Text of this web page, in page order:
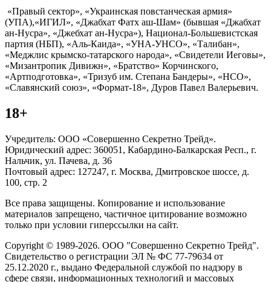
«Правый сектор», «Украинская повстанческая армия»
(УПА),«ИГИЛ», «Джабхат Фатх аш-Шам» (бывшая «Джабхат
ан-Нусра», «Джебхат ан-Нусра»), Национал-Большевистская
партия (НБП), «Аль-Каида», «УНА-УНСО», «Талибан»,
«Меджлис крымско-татарского народа», «Свидетели Иеговы»,
«Мизантропик Дивижн», «Братство» Корчинского,
«Артподготовка», «Тризуб им. Степана Бандеры», «НСО»,
«Славянский союз», «Формат-18», Дуров Павел Валерьевич.
18+
Учредитель: ООО «Совершенно Секретно Трейд».
Юридический адрес: 360051, Кабардино-Балкарская Респ., г.
Нальчик, ул. Пачева, д. 36
Почтовый адрес: 127247, г. Москва, Дмитровское шоссе, д.
100, стр. 2
Все права защищены. Копирование и использование
материалов запрещено, частичное цитирование возможно
только при условии гиперссылки на сайт.
Copyright © 1989-2026. ООО "Совершенно Секретно Трейд".
Свидетельство о регистрации ЭЛ № ФС 77-79634 от
25.12.2020 г., выдано Федеральной службой по надзору в
сфере связи, информационных технологий и массовых